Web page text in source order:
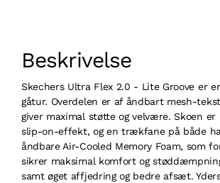
Beskrivelse
Skechers Ultra Flex 2.0 - Lite Groove er
gåtur. Overdelen er af åndbart mesh-
giver maximal støtte og velvære. Skoen
slip-on-effekt, og en trækfane på både
åndbare Air-Cooled Memory Foam, som
sikrer maksimal komfort og
samt øget affjedring og bedre afsæt.